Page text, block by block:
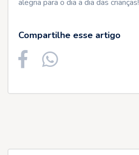
alegria para o dia a dia das crianças!
Compartilhe esse artigo